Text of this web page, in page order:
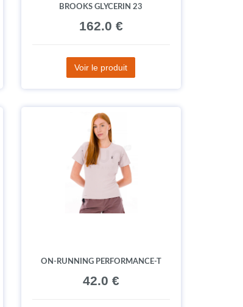
BROOKS GLYCERIN 23
162.0 €
Voir le produit
ON-RUNNING PERFORMANCE-T
42.0 €